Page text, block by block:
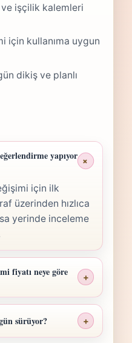
işçilik kalemleri
için kullanıma uygun
dikiş ve planlı
yapıyor +
için ilk
üzerinden hızlıca
yerinde inceleme
fiyatı neye göre
+
fiyatı; ölçü,
ve teslim
sürüyor? +